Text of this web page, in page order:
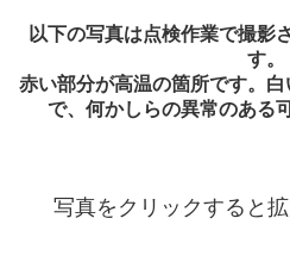
以下の写真は点検作業で撮影
す。
赤い部分が高温の箇所です。
で、何かしらの異常のある
写真をクリックすると拡